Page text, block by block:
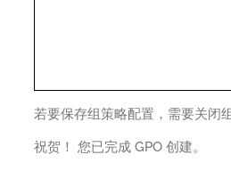
若要保存组策略配置，需要关闭
祝贺！ 您已完成 GPO 创建。